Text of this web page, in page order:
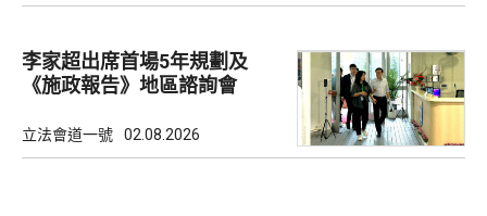
李家超出席首場5年規劃及
《施政報告》地區諮詢會
立法會道一號 02.08.2026